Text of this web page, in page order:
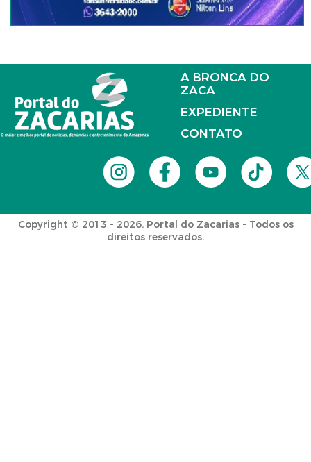
A BRONCA DO
ZACA
EXPEDIENTE
CONTATO
Copyright © 2013 - 2026. Portal do Zacarias - Todos os
direitos reservados.